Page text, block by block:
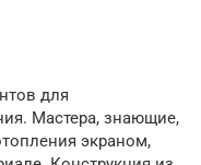
для
Мастера, знающие,
экраном,